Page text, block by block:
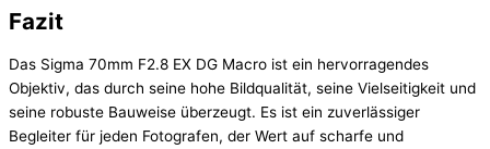
Fazit
Das Sigma 70mm F2.8 EX DG Macro ist ein hervorragendes
Objektiv, das durch seine hohe Bildqualität, seine Vielseitigkeit und
seine robuste Bauweise überzeugt. Es ist ein zuverlässiger
Begleiter für jeden Fotografen, der Wert auf scharfe und